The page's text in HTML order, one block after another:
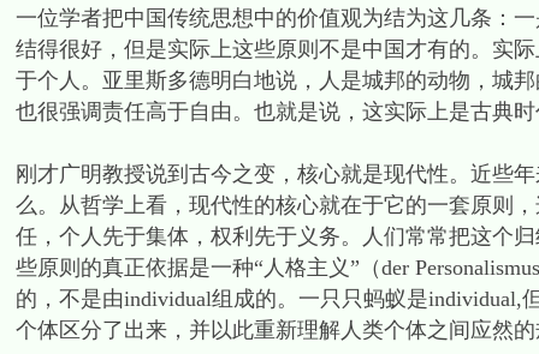
一位学者把中国传统思想中的价值观为结为这几条：
结得很好，但是实际上这些原则不是中国才有的。实
于个人。亚里斯多德明白地说，人是城邦的动物，城
也很强调责任高于自由。也就是说，这实际上是古典
刚才广明教授说到古今之变，核心就是现代性。近些
么。从哲学上看，现代性的核心就在于它的一套原则
任，个人先于集体，权利先于义务。人们常常把这个
些原则的真正依据是一种“人格主义”（der
的，不是由individual组成的。一只只蚂蚁是individual,
个体区分了出来，并以此重新理解人类个体之间应然